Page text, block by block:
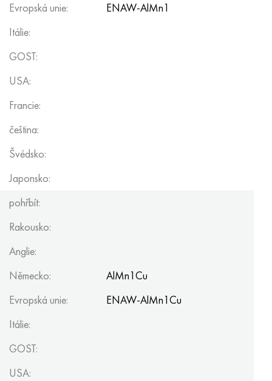
Evropská unie:
ENAW-AlMn1
Itálie:
GOST:
USA:
Francie:
čeština:
Švédsko:
Japonsko:
pohřbít:
Rakousko:
Anglie:
Německo:
AlMn1Cu
Evropská unie:
ENAW-AlMn1Cu
Itálie:
GOST:
USA: